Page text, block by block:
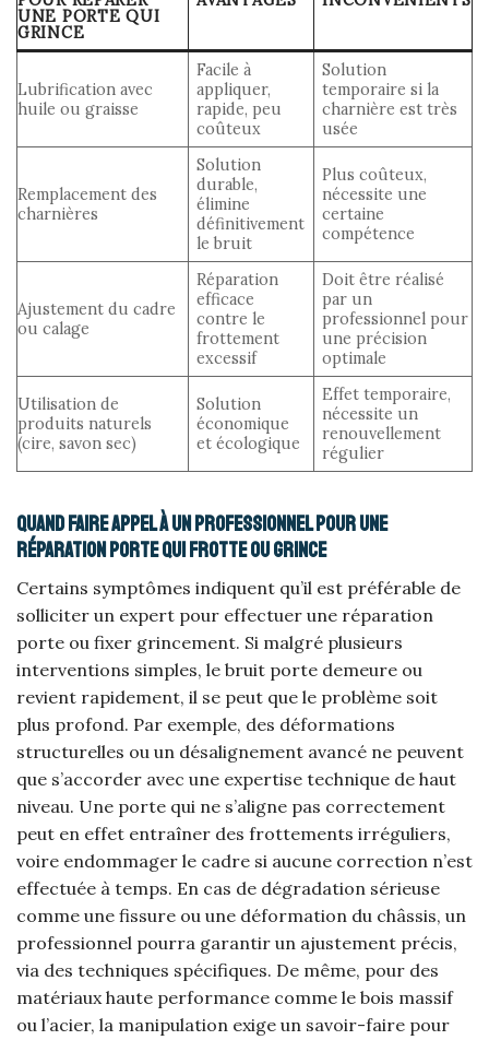
UNE PORTE QUI
GRINCE
Lubrification avec
huile ou graisse
Facile à
appliquer,
rapide, peu
coûteux
Solution
temporaire si la
charnière est très
usée
Remplacement des
charnières
Solution
durable,
élimine
définitivement
le bruit
Plus coûteux,
nécessite une
certaine
compétence
Ajustement du cadre
ou calage
Réparation
efficace
contre le
frottement
excessif
Doit être réalisé
par un
professionnel pour
une précision
optimale
Utilisation de
produits naturels
(cire, savon sec)
Solution
économique
et écologique
Effet temporaire,
nécessite un
renouvellement
régulier
Quand faire appel à un professionnel pour une
réparation porte qui frotte ou grince
Certains symptômes indiquent qu’il est préférable de
solliciter un expert pour effectuer une réparation
porte ou fixer grincement. Si malgré plusieurs
interventions simples, le bruit porte demeure ou
revient rapidement, il se peut que le problème soit
plus profond. Par exemple, des déformations
structurelles ou un désalignement avancé ne peuvent
que s’accorder avec une expertise technique de haut
niveau. Une porte qui ne s’aligne pas correctement
peut en effet entraîner des frottements irréguliers,
voire endommager le cadre si aucune correction n’est
effectuée à temps. En cas de dégradation sérieuse
comme une fissure ou une déformation du châssis, un
professionnel pourra garantir un ajustement précis,
via des techniques spécifiques. De même, pour des
matériaux haute performance comme le bois massif
ou l’acier, la manipulation exige un savoir-faire pour